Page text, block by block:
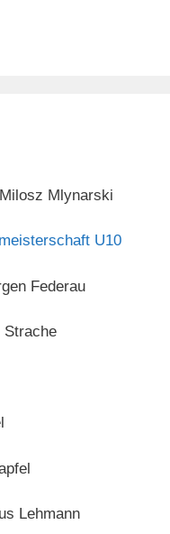
Mlynarski
U10
Federau
Strache
Lehmann